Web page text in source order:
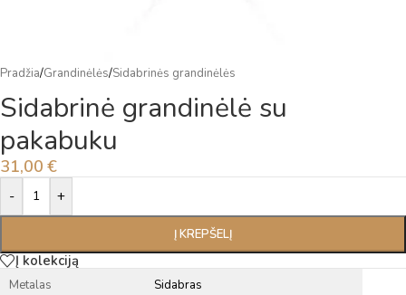
Pradžia/Grandinėlės/Sidabrinės grandinėlės
Sidabrinė grandinėlė su
pakabuku
31,00 €
- +
Į KREPŠELĮ
Alternative:
Į kolekciją
Metalas Sidabras